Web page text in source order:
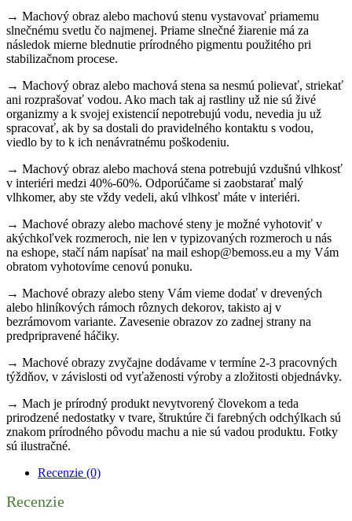
→ Machový obraz alebo machovú stenu vystavovať priamemu
slnečnému svetlu čo najmenej. Priame slnečné žiarenie má za
následok mierne blednutie prírodného pigmentu použitého pri
stabilizačnom procese.
→ Machový obraz alebo machová stena sa nesmú polievať, striekať
ani rozprašovať vodou. Ako mach tak aj rastliny už nie sú živé
organizmy a k svojej existencií nepotrebujú vodu, nevedia ju už
spracovať, ak by sa dostali do pravidelného kontaktu s vodou,
viedlo by to k ich nenávratnému poškodeniu.
→ Machový obraz alebo machová stena potrebujú vzdušnú vlhkosť
v interiéri medzi 40%-60%. Odporúčame si zaobstarať malý
vlhkomer, aby ste vždy vedeli, akú vlhkosť máte v interiéri.
→ Machové obrazy alebo machové steny je možné vyhotoviť v
akýchkoľvek rozmeroch, nie len v typizovaných rozmeroch u nás
na eshope, stačí nám napísať na mail eshop@bemoss.eu a my Vám
obratom vyhotovíme cenovú ponuku.
→ Machové obrazy alebo steny Vám vieme dodať v drevených
alebo hliníkových rámoch rôznych dekorov, takisto aj v
bezrámovom variante. Zavesenie obrazov zo zadnej strany na
predpripravené háčiky.
→ Machové obrazy zvyčajne dodávame v termíne 2-3 pracovných
týždňov, v závislosti od vyťaženosti výroby a zložitosti objednávky.
→ Mach je prírodný produkt nevytvorený človekom a teda
prirodzené nedostatky v tvare, štruktúre či farebných odchýlkach sú
znakom prírodného pôvodu machu a nie sú vadou produktu. Fotky
sú ilustračné.
Recenzie (0)
Recenzie